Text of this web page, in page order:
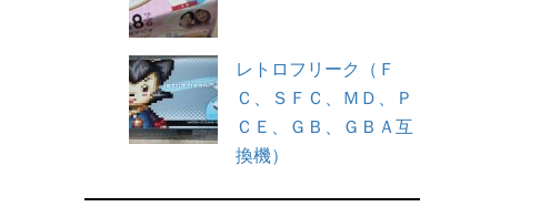
レトロフリーク（Ｆ
Ｃ、ＳＦＣ、ＭＤ、Ｐ
ＣＥ、ＧＢ、ＧＢＡ互
換機）